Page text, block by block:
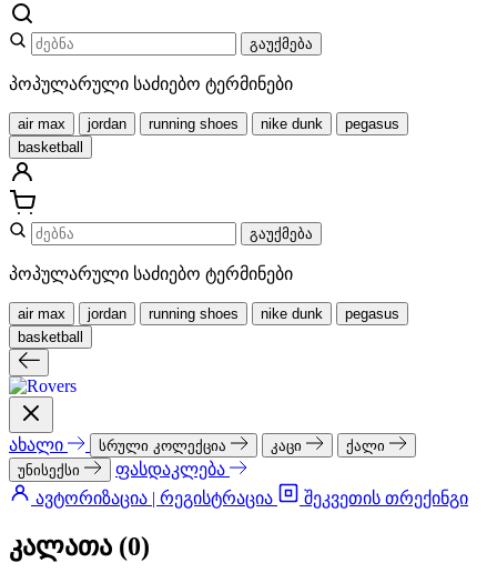
გაუქმება
პოპულარული საძიებო ტერმინები
air max jordan running shoes nike dunk
pegasus
basketball
გაუქმება
პოპულარული საძიებო ტერმინები
air max jordan running shoes nike dunk
pegasus
basketball
ახალი სრული კოლექცია კაცი
ქალი
უნისექსი
ფასდაკლება
ავტორიზაცია | რეგისტრაცია
შეკვეთის თრექინგი
კალათა (0)